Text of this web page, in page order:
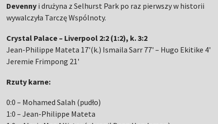
Devenny i drużyna z Selhurst Park po raz pierwszy w historii
wywalczyła Tarczę Wspólnoty.
Crystal Palace – Liverpool 2:2 (1:2), k. 3:2
Jean-Philippe Mateta 17'(k.) Ismaila Sarr 77' – Hugo Ekitike 4'
Jeremie Frimpong 21'
Rzuty karne:
0:0 – Mohamed Salah (pudło)
1:0 – Jean-Philippe Mateta